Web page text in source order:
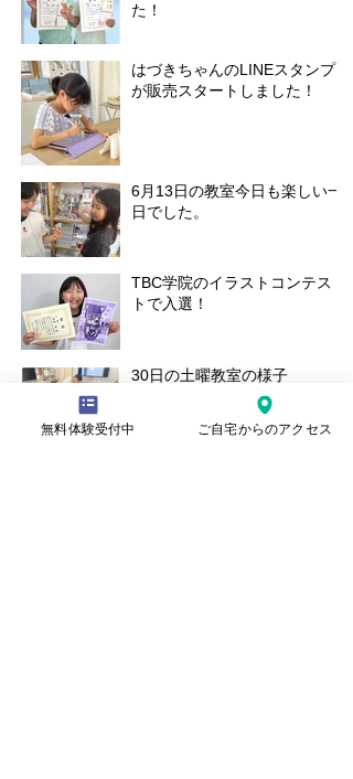
た！
はづきちゃんのLINEスタンプ
が販売スタートしました！
6月13日の教室今日も楽しい一
日でした。
TBC学院のイラストコンテス
トで入選！
30日の土曜教室の様子
無料体験受付中 ご自宅からのアクセス